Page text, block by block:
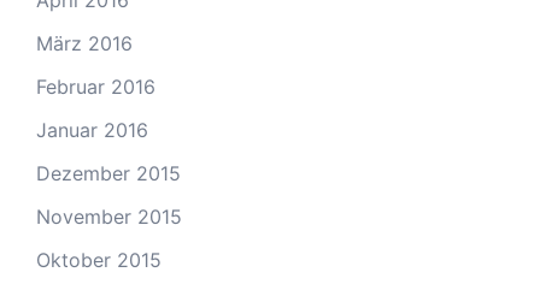
März 2016
Februar 2016
Januar 2016
Dezember 2015
November 2015
Oktober 2015